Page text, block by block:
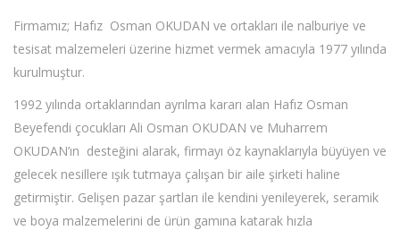
Firmamız; Hafız Osman OKUDAN ve ortakları ile nalburiye ve
tesisat malzemeleri üzerine hizmet vermek amacıyla 1977 yılında
kurulmuştur.
1992 yılında ortaklarından ayrılma kararı alan Hafız Osman
Beyefendi çocukları Ali Osman OKUDAN ve Muharrem
OKUDAN’ın desteğini alarak, firmayı öz kaynaklarıyla büyüyen ve
gelecek nesillere ışık tutmaya çalışan bir aile şirketi haline
getirmiştir. Gelişen pazar şartları ile kendini yenileyerek, seramik
ve boya malzemelerini de ürün gamına katarak hızla